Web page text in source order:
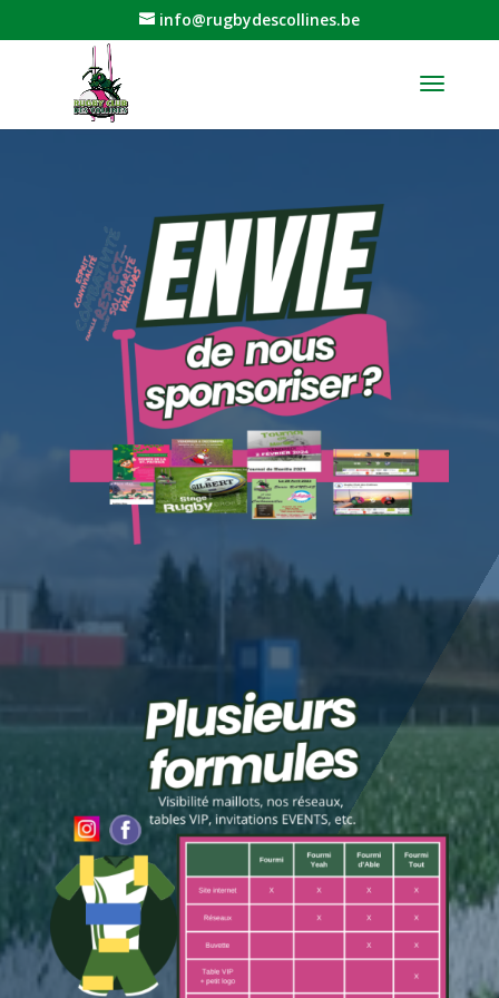
info@rugbydescollines.be